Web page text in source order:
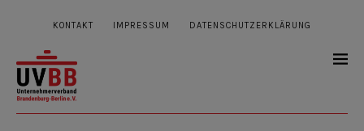
KONTAKT IMPRESSUM DATENSCHUTZERKLÄRUNG